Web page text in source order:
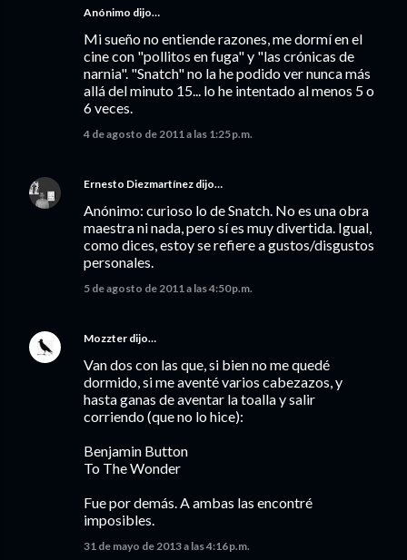
Anónimo dijo…
Mi sueño no entiende razones, me dormí en el
cine con "pollitos en fuga" y "las crónicas de
narnia". "Snatch" no la he podido ver nunca más
allá del minuto 15... lo he intentado al menos 5 o
6 veces.
4 de agosto de 2011 a las 1:25 p.m.
Ernesto Diezmartínez dijo…
Anónimo: curioso lo de Snatch. No es una obra
maestra ni nada, pero sí es muy divertida. Igual,
como dices, estoy se refiere a gustos/disgustos
personales.
5 de agosto de 2011 a las 4:50 p.m.
Mozzter dijo…
Van dos con las que, si bien no me quedé
dormido, si me aventé varios cabezazos, y
hasta ganas de aventar la toalla y salir
corriendo (que no lo hice):
Benjamin Button
To The Wonder
Fue por demás. A ambas las encontré
imposibles.
31 de mayo de 2013 a las 4:16 p.m.